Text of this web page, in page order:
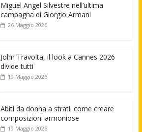
Miguel Angel Silvestre nell’ultima
campagna di Giorgio Armani
26 Maggio 2026
John Travolta, il look a Cannes 2026
divide tutti
19 Maggio 2026
Abiti da donna a strati: come creare
composizioni armoniose
19 Maggio 2026